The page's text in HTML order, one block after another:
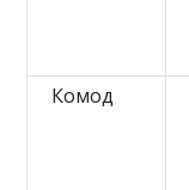
Комод